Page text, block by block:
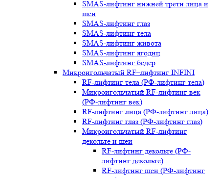
SMAS-лифтинг нижней трети лица и
шеи
SMAS-лифтинг глаз
SMAS-лифтинг тела
SMAS-лифтинг живота
SMAS-лифтинг ягодиц
SMAS-лифтинг бедер
Микроигольчатый RF–лифтинг INFINI
RF-лифтинг тела (РФ-лифтинг тела)
Микроигольчатый RF-лифтинг век
(РФ-лифтинг век)
RF-лифтинг лица (РФ-лифтинг лица)
RF-лифтинг глаз (РФ-лифтинг глаз)
Микроигольчатый RF-лифтинг
декольте и шеи
RF-лифтинг декольте (РФ-
лифтинг декольте)
RF-лифтинг шеи (РФ-лифтинг